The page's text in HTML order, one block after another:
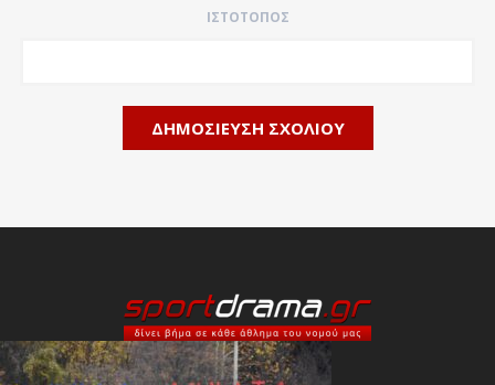
ΙΣΤΌΤΟΠΟΣ